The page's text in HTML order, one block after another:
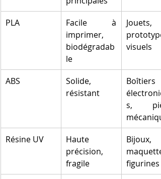
PLA
Facile à
imprimer,
biodégradab
le
Jouets,
visuels
ABS
Solide,
résistant
Boîtiers
s,
Résine UV
Haute
précision,
fragile
Bijoux,
figurines